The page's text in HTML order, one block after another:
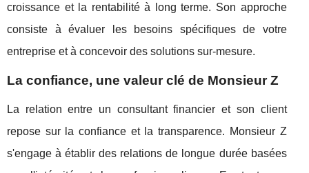
croissance et la rentabilité à long terme. Son approche
consiste à évaluer les besoins spécifiques de votre
entreprise et à concevoir des solutions sur-mesure.
La confiance, une valeur clé de Monsieur Z
La relation entre un consultant financier et son client
repose sur la confiance et la transparence. Monsieur Z
s'engage à établir des relations de longue durée basées